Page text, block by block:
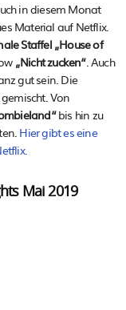
in diesem Monat
Material auf Netflix.
Staffel „House of
„Nicht zucken“. Auch
gut sein. Die
Von
bis hin zu
Hier gibt es eine
Mai 2019